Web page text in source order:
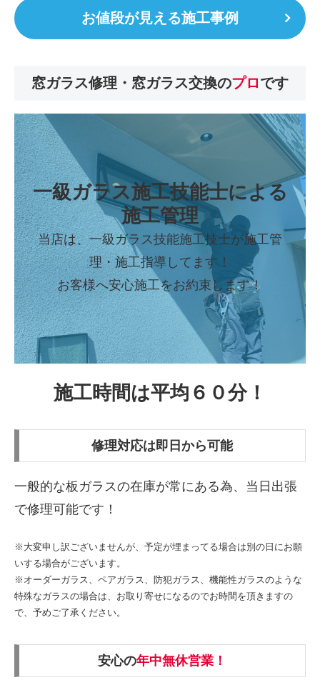
お値段が見える施工事例
窓ガラス修理・窓ガラス交換のプロです
一級ガラス施工技能士による
施工管理
当店は、一級ガラス技能施工技士が施工管
理・施工指導してます！
お客様へ安心施工をお約束します！
施工時間は平均６０分！
修理対応は 即日 から可能
一般的な板ガラスの在庫が常にある為、当日出張
で修理可能です！
※大変申し訳ございませんが、予定が埋まってる場合は別の日にお願
いする場合がございます。
※オーダーガラス、ペアガラス、防犯ガラス、機能性ガラスのような
特殊なガラスの場合は、お取り寄せになるのでお時間を頂きますの
で、予めご了承ください。
安心の年中無休営業！